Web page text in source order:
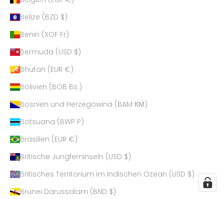
Belize (BZD $)
Benin (XOF Fr)
Bermuda (USD $)
Bhutan (EUR €)
Bolivien (BOB Bs.)
Bosnien und Herzegowina (BAM КМ)
Botsuana (BWP P)
Brasilien (EUR €)
Britische Jungferninseln (USD $)
Britisches Territorium im Indischen Ozean (USD $)
Brunei Darussalam (BND $)